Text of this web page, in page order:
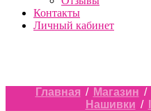
Контакты
Личный кабинет
Главная / Магазин /
Нашивки /